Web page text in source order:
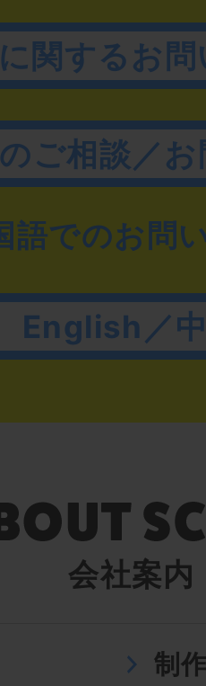
関するお
ご相談／
でのお問
English／
会社案内
制